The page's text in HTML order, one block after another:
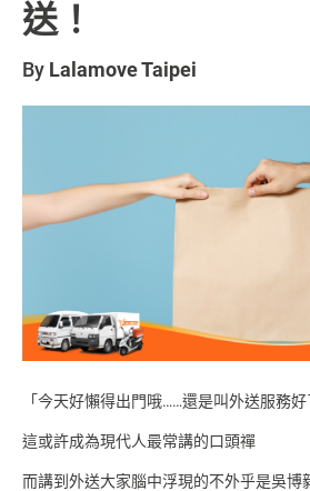
送！
By Lalamove Taipei
「今天好懶得出門哦……還是叫外送服務好
這或許成為現代人最常講的口頭禪
而講到外送大家腦中浮現的不外乎是吳博